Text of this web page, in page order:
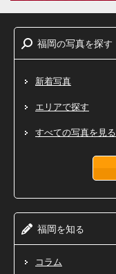
福岡の写真を探す
新着写真
エリアで探す
すべての写真を見る
福岡を知る
コラム